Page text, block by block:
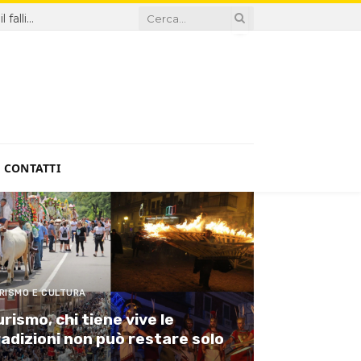
Sanità, proroga Di Santo ingiustificabile: la Giunta premia il fallimento
CONTATTI
E CULTURA
chi tiene vive le
non può restare solo